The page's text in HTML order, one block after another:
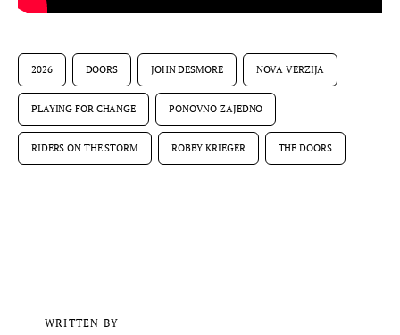
2026 DOORS JOHN DESMORE NOVA VERZIJA
PLAYING FOR CHANGE PONOVNO ZAJEDNO
RIDERS ON THE STORM ROBBY KRIEGER THE DOORS
WRITTEN BY